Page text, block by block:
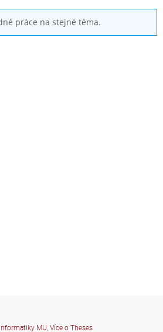
práce na stejné téma.
MU, Více o Theses